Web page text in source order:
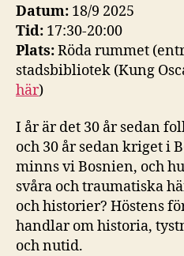
Datum: 18/9 2025
Tid: 17:30-20:00
Plats:Röda rummet
stadsbibliotek (Kung
här)
I år är det 30 år sedan
och 30 år sedan kriget i
minns vi Bosnien, och
svåra och traumatiska
och historier? Höstens
handlar om historia,
och nutid.